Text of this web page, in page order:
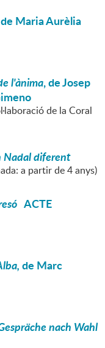
Maria Aurèlia
l'ànima, de Josep
de la Coral
Nadal diferent
a partir de 4 anys)
ACTE
de Marc
nach Wahl